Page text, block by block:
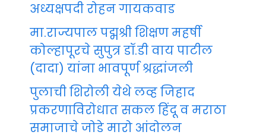
अध्यक्षपदी रोहन गायकवाड
मा.राज्यपाल पद्मश्री शिक्षण महर्षी
कोल्हापूरचे सुपुत्र डॉ.डी वाय पाटील
(दादा) यांना भावपूर्ण श्रद्धांजली
पुलाची शिरोली येथे लव्ह जिहाद
प्रकरणाविरोधात सकल हिंदू व मराठा
समाजाचे जोडे मारो आंदोलन